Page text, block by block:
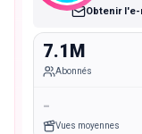
Obtenir l'e-
7.1M
Abonnés
-
Vues moyennes